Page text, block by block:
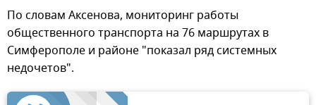
По словам Аксенова, мониторинг работы
общественного транспорта на 76 маршрутах в
Симферополе и районе "показал ряд системных
недочетов".